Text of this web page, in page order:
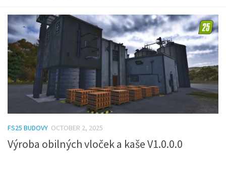
FS25 BUDOVY OCTOBER 2, 2025
Výroba obilných vloček a kaše V1.0.0.0